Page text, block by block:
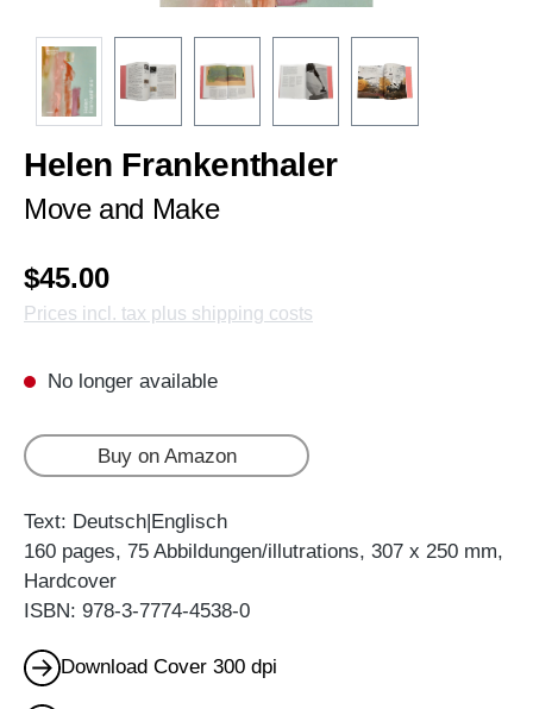
Helen Frankenthaler
Move and Make
$45.00
Prices incl. tax plus shipping costs
No longer available
Buy on Amazon
Text: Deutsch|Englisch
160 pages, 75 Abbildungen/illutrations, 307 x 250 mm,
Hardcover
ISBN: 978-3-7774-4538-0
Download Cover 300 dpi